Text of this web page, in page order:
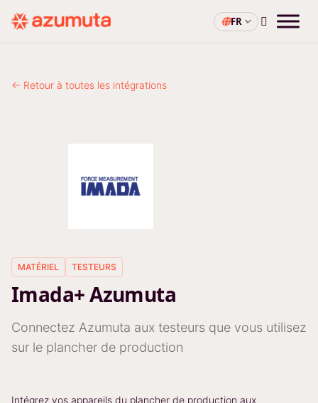
FR
← Retour à toutes les intégrations
MATÉRIEL TESTEURS
Imada+ Azumuta
Connectez Azumuta aux testeurs que vous utilisez
sur le plancher de production
Intégrez vos appareils du plancher de production aux